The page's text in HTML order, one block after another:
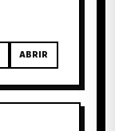
ABRIR